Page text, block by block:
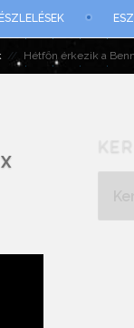
ÉSZLELÉSEK
Hétfőn érkezik a